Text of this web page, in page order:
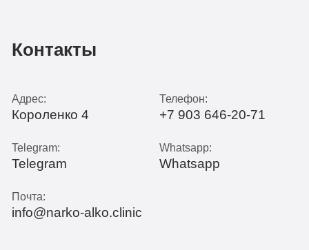
Контакты
Адрес:
Короленко 4
Телефон:
+7 903 646-20-71
Telegram:
Telegram
Whatsapp:
Whatsapp
Почта:
info@narko-alko.clinic